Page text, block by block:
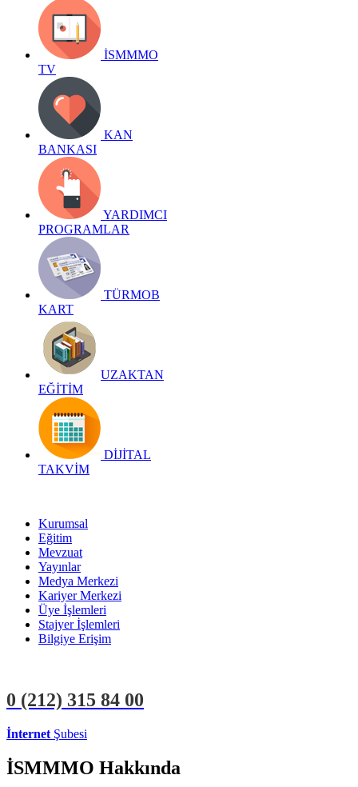
İSMMMO
TV
KAN
BANKASI
YARDIMCI
PROGRAMLAR
TÜRMOB
KART
UZAKTAN
EĞİTİM
DİJİTAL
TAKVİM
Kurumsal
Eğitim
Mevzuat
Yayınlar
Medya Merkezi
Kariyer Merkezi
Üye İşlemleri
Stajyer İşlemleri
Bilgiye Erişim
0 (212) 315 84 00
İnternet Şubesi
İSMMMO Hakkında